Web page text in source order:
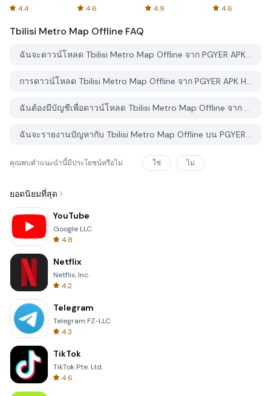
4.4
Spreadsheets
4.6 4.9
AFTVnews
4.6
Tbilisi Metro Map Offline FAQ
ฉันจะดาวน์โหลด Tbilisi Metro Map Offline จาก PGYER APK HUB อย่างไร?
การดาวน์โหลด Tbilisi Metro Map Offline จาก PGYER APK HUB ฟรีหรือไม่?
ฉันต้องมีบัญชีเพื่อดาวน์โหลด Tbilisi Metro Map Offline จาก PGYER APK HUB หรือไม่?
ฉันจะรายงานปัญหากับ Tbilisi Metro Map Offline บน PGYER APK HUB ได้อย่างไร?
คุณพบคำแนะนำนี้มีประโยชน์หรือไม่ ใช่ ไม่
ยอดนิยมที่สุด
YouTube
Google LLC
4.8
Netflix
Netflix, Inc.
4.2
Telegram
Telegram FZ-LLC
4.3
TikTok
TikTok Pte. Ltd.
4.6